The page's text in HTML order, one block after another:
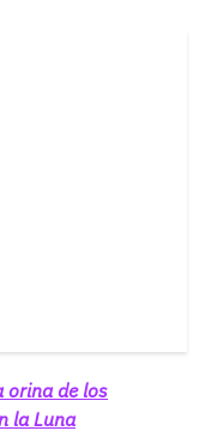
orina de los
la Luna